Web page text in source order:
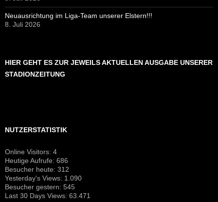
Neuausrichtung im Liga-Team unserer Elstern!!!
8. Juli 2026
HIER GEHT ES ZUR JEWEILS AKTUELLEN AUSGABE UNSERER
STADIONZEITUNG
NUTZERSTATISTIK
Online Visitors: 4
Heutige Aufrufe: 686
Besucher heute: 312
Yesterday's Views: 1.090
Besucher gestern: 545
Last 30 Days Views: 63.471